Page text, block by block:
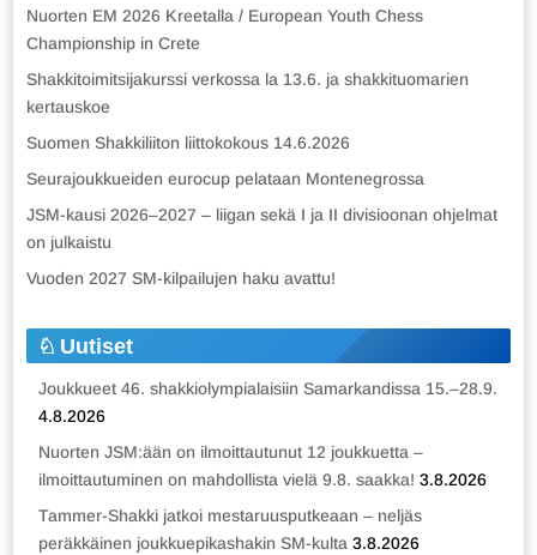
Nuorten EM 2026 Kreetalla / European Youth Chess
Championship in Crete
Shakkitoimitsijakurssi verkossa la 13.6. ja shakkituomarien
kertauskoe
Suomen Shakkiliiton liittokokous 14.6.2026
Seurajoukkueiden eurocup pelataan Montenegrossa
JSM-kausi 2026–2027 – liigan sekä I ja II divisioonan ohjelmat
on julkaistu
Vuoden 2027 SM-kilpailujen haku avattu!
Uutiset
Joukkueet 46. shakkiolympialaisiin Samarkandissa 15.–28.9.
4.8.2026
Nuorten JSM:ään on ilmoittautunut 12 joukkuetta –
ilmoittautuminen on mahdollista vielä 9.8. saakka! 3.8.2026
Tammer-Shakki jatkoi mestaruusputkeaan – neljäs
peräkkäinen joukkuepikashakin SM-kulta 3.8.2026